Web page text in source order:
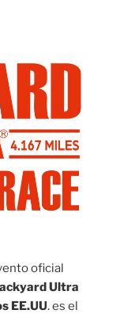
oficial
Ultra
EE.UU. es el